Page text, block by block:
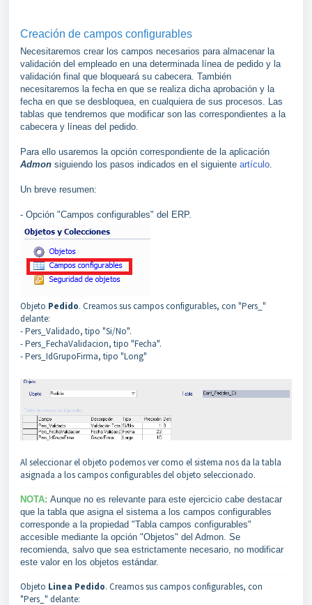
Creación de campos configurables
Necesitaremos crear los campos necesarios para almacenar la
validación del empleado en una determinada línea de pedido y la
validación final que bloqueará su cabecera. También
necesitaremos la fecha en que se realiza dicha aprobación y la
fecha en que se desbloquea, en cualquiera de sus procesos. Las
tablas que tendremos que modificar son las correspondientes a la
cabecera y líneas del pedido.
Para ello usaremos la opción correspondiente de la aplicación
Admon siguiendo los pasos indicados en el siguiente artículo.
Un breve resumen:
- Opción "Campos configurables" del ERP.
Objeto Pedido. Creamos sus campos configurables, con "Pers_"
delante:
- Pers_Validado, tipo "Si/No".
- Pers_FechaValidacion, tipo "Fecha".
- Pers_IdGrupoFirma, tipo "Long"
Al seleccionar el objeto podemos ver como el sistema nos da la tabla
asignada a los campos configurables del objeto seleccionado.
NOTA: Aunque no es relevante para este ejercicio cabe destacar
que la tabla que asigna el sistema a los campos configurables
corresponde a la propiedad "Tabla campos configurables"
accesible mediante la opción "Objetos" del Admon. Se
recomienda, salvo que sea estrictamente necesario, no modificar
este valor en los objetos estándar.
Objeto Linea Pedido. Creamos sus campos configurables, con
"Pers_" delante: